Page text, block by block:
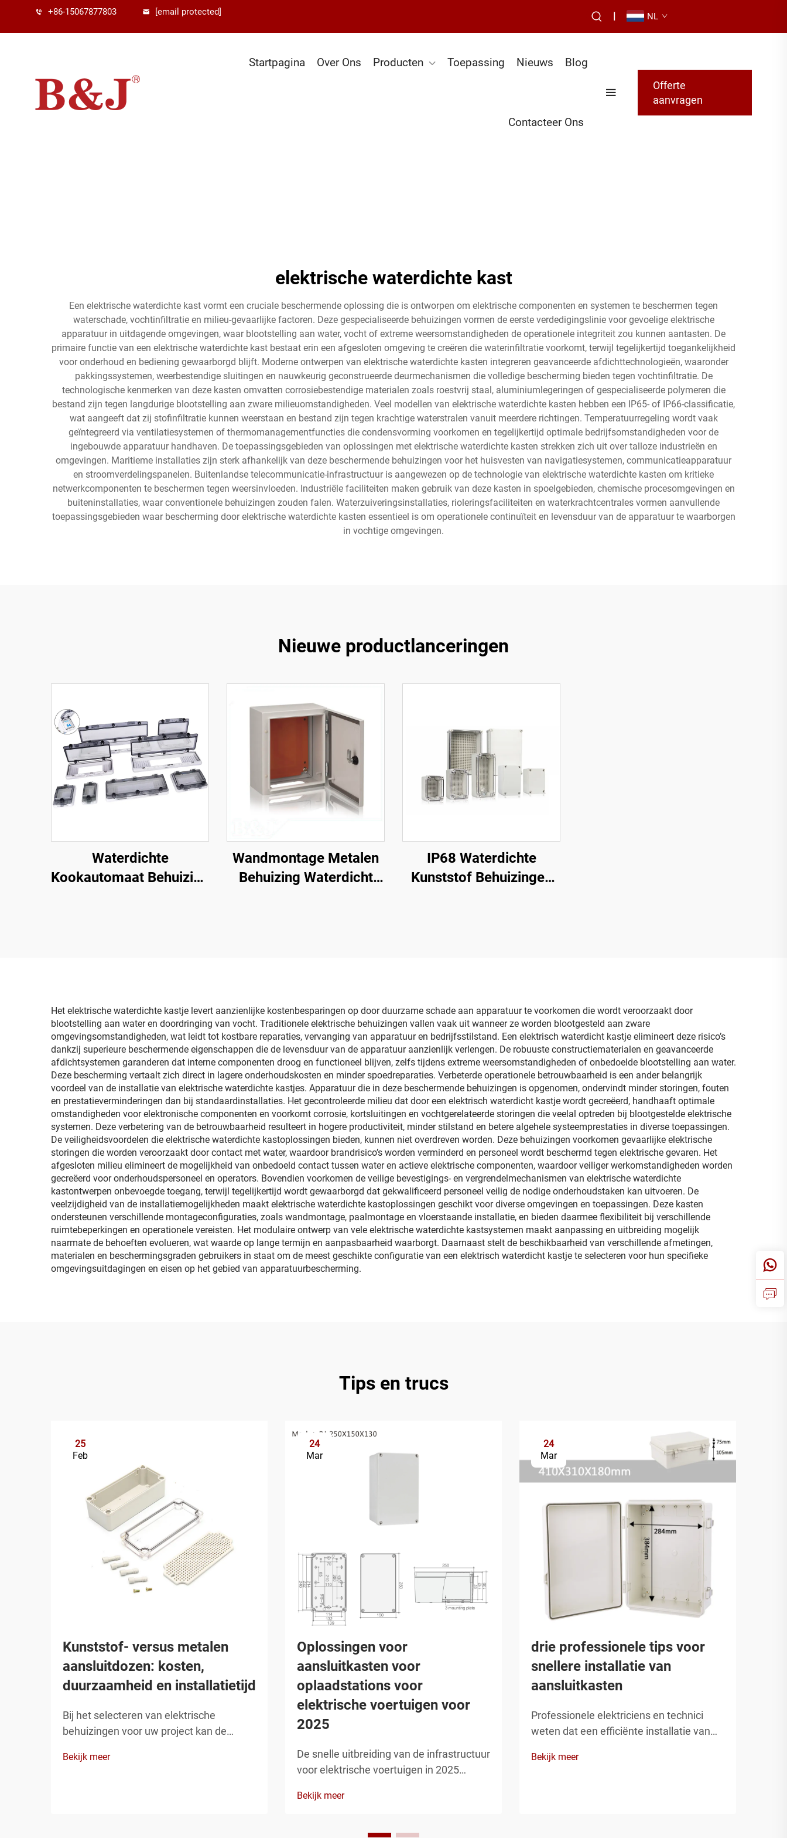
+86-15067877803 [email protected] | NL
Startpagina Over Ons Producten Toepassing Nieuws Blog
Contacteer Ons
Offerte
aanvragen
elektrische waterdichte kast
Een elektrische waterdichte kast vormt een cruciale beschermende oplossing die is ontworpen om elektrische componenten en systemen te beschermen tegen
waterschade, vochtinfiltratie en milieu-gevaarlijke factoren. Deze gespecialiseerde behuizingen vormen de eerste verdedigingslinie voor gevoelige elektrische
apparatuur in uitdagende omgevingen, waar blootstelling aan water, vocht of extreme weersomstandigheden de operationele integriteit zou kunnen aantasten. De
primaire functie van een elektrische waterdichte kast bestaat erin een afgesloten omgeving te creëren die waterinfiltratie voorkomt, terwijl tegelijkertijd toegankelijkheid
voor onderhoud en bediening gewaarborgd blijft. Moderne ontwerpen van elektrische waterdichte kasten integreren geavanceerde afdichttechnologieën, waaronder
pakkingssystemen, weerbestendige sluitingen en nauwkeurig geconstrueerde deurmechanismen die volledige bescherming bieden tegen vochtinfiltratie. De
technologische kenmerken van deze kasten omvatten corrosiebestendige materialen zoals roestvrij staal, aluminiumlegeringen of gespecialiseerde polymeren die
bestand zijn tegen langdurige blootstelling aan zware milieuomstandigheden. Veel modellen van elektrische waterdichte kasten hebben een IP65- of IP66-classificatie,
wat aangeeft dat zij stofinfiltratie kunnen weerstaan en bestand zijn tegen krachtige waterstralen vanuit meerdere richtingen. Temperatuurregeling wordt vaak
geïntegreerd via ventilatiesystemen of thermomanagementfuncties die condensvorming voorkomen en tegelijkertijd optimale bedrijfsomstandigheden voor de
ingebouwde apparatuur handhaven. De toepassingsgebieden van oplossingen met elektrische waterdichte kasten strekken zich uit over talloze industrieën en
omgevingen. Maritieme installaties zijn sterk afhankelijk van deze beschermende behuizingen voor het huisvesten van navigatiesystemen, communicatieapparatuur
en stroomverdelingspanelen. Buitenlandse telecommunicatie-infrastructuur is aangewezen op de technologie van elektrische waterdichte kasten om kritieke
netwerkcomponenten te beschermen tegen weersinvloeden. Industriële faciliteiten maken gebruik van deze kasten in spoelgebieden, chemische procesomgevingen en
buiteninstallaties, waar conventionele behuizingen zouden falen. Waterzuiveringsinstallaties, rioleringsfaciliteiten en waterkrachtcentrales vormen aanvullende
toepassingsgebieden waar bescherming door elektrische waterdichte kasten essentieel is om operationele continuïteit en levensduur van de apparatuur te waarborgen
in vochtige omgevingen.
Nieuwe productlanceringen
Waterdichte
Kookautomaat Behuizing
Wandmontage Metalen
Behuizing Waterdicht
IP68 Waterdichte
Kunststof Behuizingen
Het elektrische waterdichte kastje levert aanzienlijke kostenbesparingen op door duurzame schade aan apparatuur te voorkomen die wordt veroorzaakt door
blootstelling aan water en doordringing van vocht. Traditionele elektrische behuizingen vallen vaak uit wanneer ze worden blootgesteld aan zware
omgevingsomstandigheden, wat leidt tot kostbare reparaties, vervanging van apparatuur en bedrijfsstilstand. Een elektrisch waterdicht kastje elimineert deze risico’s
dankzij superieure beschermende eigenschappen die de levensduur van de apparatuur aanzienlijk verlengen. De robuuste constructiematerialen en geavanceerde
afdichtsystemen garanderen dat interne componenten droog en functioneel blijven, zelfs tijdens extreme weersomstandigheden of onbedoelde blootstelling aan water.
Deze bescherming vertaalt zich direct in lagere onderhoudskosten en minder spoedreparaties. Verbeterde operationele betrouwbaarheid is een ander belangrijk
voordeel van de installatie van elektrische waterdichte kastjes. Apparatuur die in deze beschermende behuizingen is opgenomen, ondervindt minder storingen, fouten
en prestatieverminderingen dan bij standaardinstallaties. Het gecontroleerde milieu dat door een elektrisch waterdicht kastje wordt gecreëerd, handhaaft optimale
omstandigheden voor elektronische componenten en voorkomt corrosie, kortsluitingen en vochtgerelateerde storingen die veelal optreden bij blootgestelde elektrische
systemen. Deze verbetering van de betrouwbaarheid resulteert in hogere productiviteit, minder stilstand en betere algehele systeemprestaties in diverse toepassingen.
De veiligheidsvoordelen die elektrische waterdichte kastoplossingen bieden, kunnen niet overdreven worden. Deze behuizingen voorkomen gevaarlijke elektrische
storingen die worden veroorzaakt door contact met water, waardoor brandrisico’s worden verminderd en personeel wordt beschermd tegen elektrische gevaren. Het
afgesloten milieu elimineert de mogelijkheid van onbedoeld contact tussen water en actieve elektrische componenten, waardoor veiliger werkomstandigheden worden
gecreëerd voor onderhoudspersoneel en operators. Bovendien voorkomen de veilige bevestigings- en vergrendelmechanismen van elektrische waterdichte
kastontwerpen onbevoegde toegang, terwijl tegelijkertijd wordt gewaarborgd dat gekwalificeerd personeel veilig de nodige onderhoudstaken kan uitvoeren. De
veelzijdigheid van de installatiemogelijkheden maakt elektrische waterdichte kastoplossingen geschikt voor diverse omgevingen en toepassingen. Deze kasten
ondersteunen verschillende montageconfiguraties, zoals wandmontage, paalmontage en vloerstaande installatie, en bieden daarmee flexibiliteit bij verschillende
ruimtebeperkingen en operationele vereisten. Het modulaire ontwerp van vele elektrische waterdichte kastsystemen maakt aanpassing en uitbreiding mogelijk
naarmate de behoeften evolueren, wat waarde op lange termijn en aanpasbaarheid waarborgt. Daarnaast stelt de beschikbaarheid van verschillende afmetingen,
materialen en beschermingsgraden gebruikers in staat om de meest geschikte configuratie van een elektrisch waterdicht kastje te selecteren voor hun specifieke
omgevingsuitdagingen en eisen op het gebied van apparatuurbescherming.
Tips en trucs
25
Feb
Kunststof- versus metalen
aansluitdozen: kosten,
duurzaamheid en installatietijd
Bij het selecteren van elektrische
behuizingen voor uw project kan de
aansluitdoos een aanzienlijke invloed
Bekijk meer
24
Mar
Oplossingen voor
aansluitkasten voor
oplaadstations voor
elektrische voertuigen voor
2025
De snelle uitbreiding van de infrastructuur
voor elektrische voertuigen in 2025
voor aansluitkasten die bestand zijn
terwijl ze betrouwbare elektrische
Bekijk meer
24
Mar
drie professionele tips voor
snellere installatie van
aansluitkasten
Professionele elektriciens en technici
weten dat een efficiënte installatie van
op projecttijdschema's en de algehele
Bekijk meer